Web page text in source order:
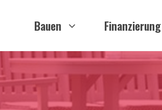
Bauen Finanzierung